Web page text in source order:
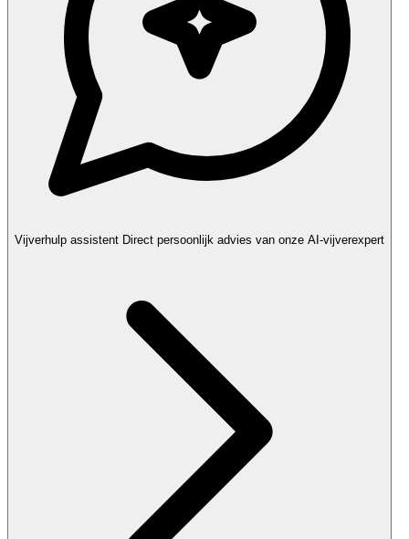
Vijverhulp assistent Direct persoonlijk advies van onze AI-vijverexpert